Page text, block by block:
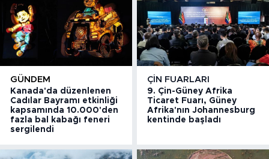
GÜNDEM
Kanada'da düzenlenen
Cadılar Bayramı etkinliği
kapsamında 10.000'den
fazla bal kabağı feneri
sergilendi
ÇIN FUARLARI
9. Çin-Güney Afrika
Ticaret Fuarı, Güney
Afrika'nın Johannesburg
kentinde başladı